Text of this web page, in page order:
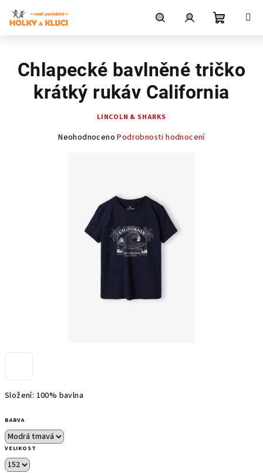
obsah
košík
Složení: 100% bavlna
BARVA
VELIKOST
Chlapecké bavlněné tričko
krátký rukáv California
LINCOLN & SHARKS
Průměrné
hvězdiček.
Neohodnoceno Podrobnosti hodnocení